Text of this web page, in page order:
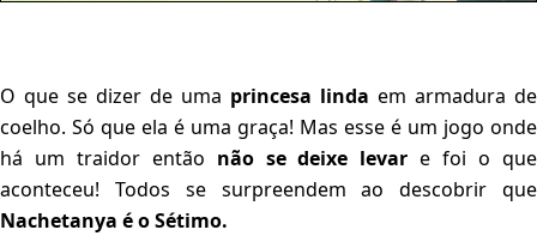
O que se dizer de uma princesa linda em armadura de
coelho. Só que ela é uma graça! Mas esse é um jogo onde
há um traidor então não se deixe levar e foi o que
aconteceu! Todos se surpreendem ao descobrir que
Nachetanya é o Sétimo.